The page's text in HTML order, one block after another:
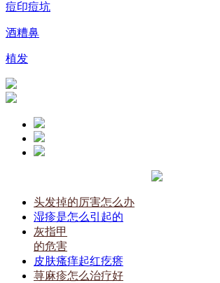
痘印痘坑
酒糟鼻
植发
头发掉的厉害怎么办
湿疹是怎么引起的
灰指甲
的危害
皮肤瘙痒起红疙瘩
荨麻疹怎么治疗好